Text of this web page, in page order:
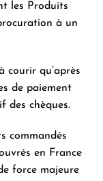
les Produits
à un
courir qu’après
de paiement
des chèques.
commandés
en France
force majeure